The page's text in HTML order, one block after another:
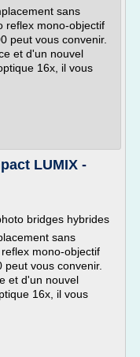
sans
reflex mono-objectif
peut vous convenir.
et d'un nouvel
16x, il vous
LUMIX -
bridges hybrides
sans
mono-objectif
vous convenir.
et d'un nouvel
16x, il vous